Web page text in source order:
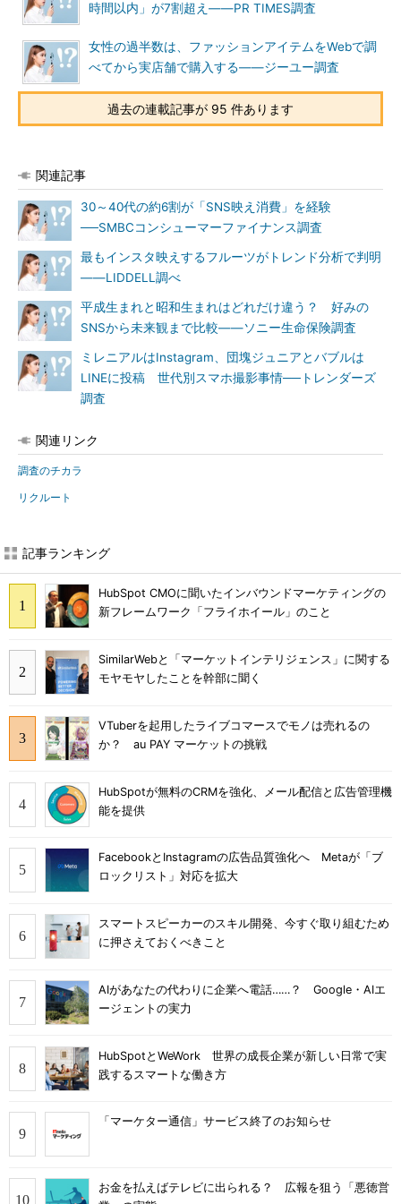
時間以内」が7割超え――PR TIMES調査
女性の過半数は、ファッションアイテムをWebで調
べてから実店舗で購入する――ジーユー調査
過去の連載記事が 95 件あります
関連記事
30～40代の約6割が「SNS映え消費」を経験
──SMBCコンシューマーファイナンス調査
最もインスタ映えするフルーツがトレンド分析で判明
――LIDDELL調べ
平成生まれと昭和生まれはどれだけ違う？ 好みの
SNSから未来観まで比較――ソニー生命保険調査
ミレニアルはInstagram、団塊ジュニアとバブルは
LINEに投稿 世代別スマホ撮影事情──トレンダーズ
調査
関連リンク
調査のチカラ
リクルート
記事ランキング
HubSpot CMOに聞いたインバウンドマーケティングの
新フレームワーク「フライホイール」のこと
SimilarWebと「マーケットインテリジェンス」に関する
モヤモヤしたことを幹部に聞く
VTuberを起用したライブコマースでモノは売れるの
か？ au PAY マーケットの挑戦
HubSpotが無料のCRMを強化、メール配信と広告管理機
能を提供
FacebookとInstagramの広告品質強化へ Metaが「ブ
ロックリスト」対応を拡大
スマートスピーカーのスキル開発、今すぐ取り組むため
に押さえておくべきこと
AIがあなたの代わりに企業へ電話……？ Google・AIエ
ージェントの実力
HubSpotとWeWork 世界の成長企業が新しい日常で実
践するスマートな働き方
「マーケター通信」サービス終了のお知らせ
お金を払えばテレビに出られる？ 広報を狙う「悪徳営